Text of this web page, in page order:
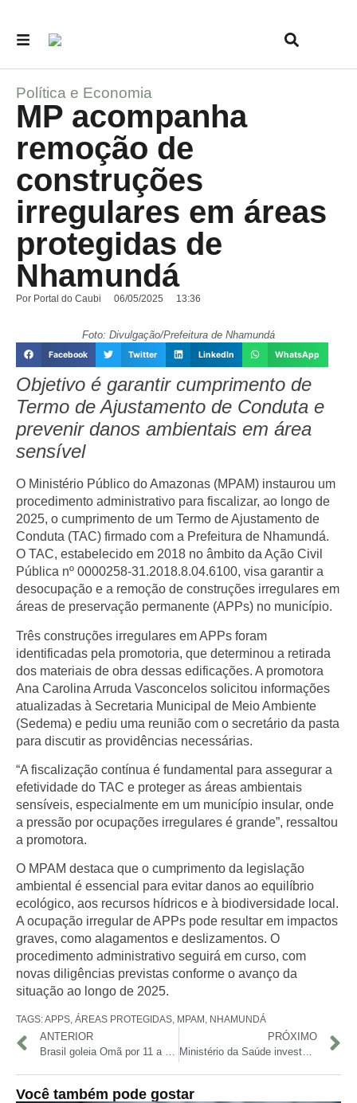
Política e Economia
MP acompanha
remoção de
construções
irregulares em áreas
protegidas de
Nhamundá
Por Portal do Caubi 06/05/2025 13:36
Foto: Divulgação/Prefeitura de Nhamundá
Facebook Twitter LinkedIn WhatsApp
Objetivo é garantir cumprimento de
Termo de Ajustamento de Conduta e
prevenir danos ambientais em área
sensível
O Ministério Público do Amazonas (MPAM) instaurou um
procedimento administrativo para fiscalizar, ao longo de
2025, o cumprimento de um Termo de Ajustamento de
Conduta (TAC) firmado com a Prefeitura de Nhamundá.
O TAC, estabelecido em 2018 no âmbito da Ação Civil
Pública nº 0000258-31.2018.8.04.6100, visa garantir a
desocupação e a remoção de construções irregulares em
áreas de preservação permanente (APPs) no município.
Três construções irregulares em APPs foram
identificadas pela promotoria, que determinou a retirada
dos materiais de obra dessas edificações. A promotora
Ana Carolina Arruda Vasconcelos solicitou informações
atualizadas à Secretaria Municipal de Meio Ambiente
(Sedema) e pediu uma reunião com o secretário da pasta
para discutir as providências necessárias.
“A fiscalização contínua é fundamental para assegurar a
efetividade do TAC e proteger as áreas ambientais
sensíveis, especialmente em um município insular, onde
a pressão por ocupações irregulares é grande”, ressaltou
a promotora.
O MPAM destaca que o cumprimento da legislação
ambiental é essencial para evitar danos ao equilíbrio
ecológico, aos recursos hídricos e à biodiversidade local.
A ocupação irregular de APPs pode resultar em impactos
graves, como alagamentos e deslizamentos. O
procedimento administrativo seguirá em curso, com
novas diligências previstas conforme o avanço da
situação ao longo de 2025.
TAGS:APPS ÁREAS PROTEGIDAS MPAM NHAMUNDÁ
ANTERIOR
Brasil goleia Omã por 11 a 1 e avança com 100% na Copa do Mundo de Futebol de Areia
PRÓXIMO
Ministério da Saúde investe R$ 20 milhões na Operação Gota para vacinar comunidades isoladas
Você também pode gostar